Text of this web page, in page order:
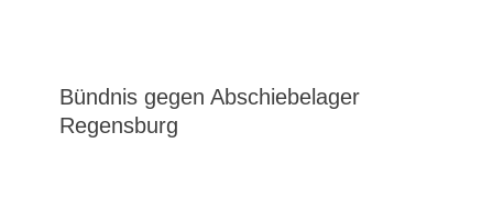
Bündnis gegen Abschiebelager
Regensburg